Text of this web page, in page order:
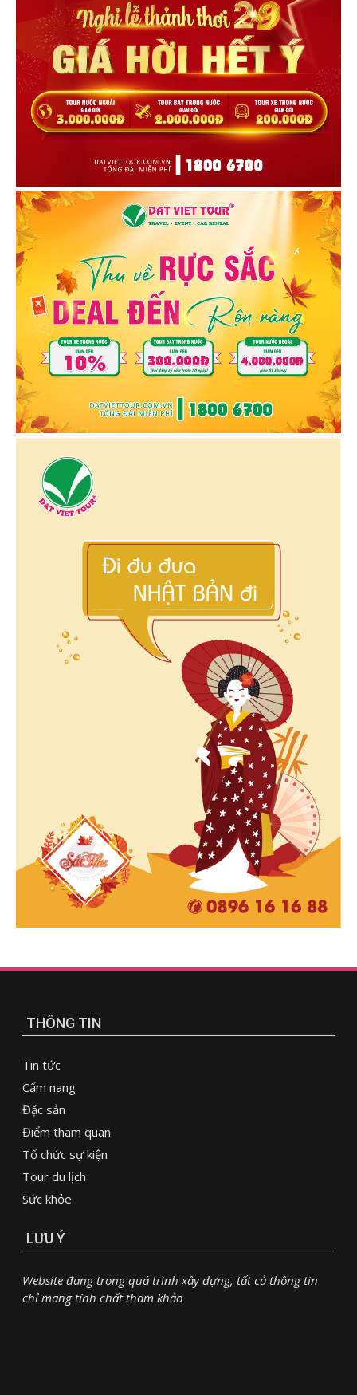
THÔNG TIN
Tin tức
Cẩm nang
Đặc sản
Điểm tham quan
Tổ chức sự kiện
Tour du lịch
Sức khỏe
LƯU Ý
Website đang trong quá trình xây dựng, tất cả thông tin
chỉ mang tính chất tham khảo